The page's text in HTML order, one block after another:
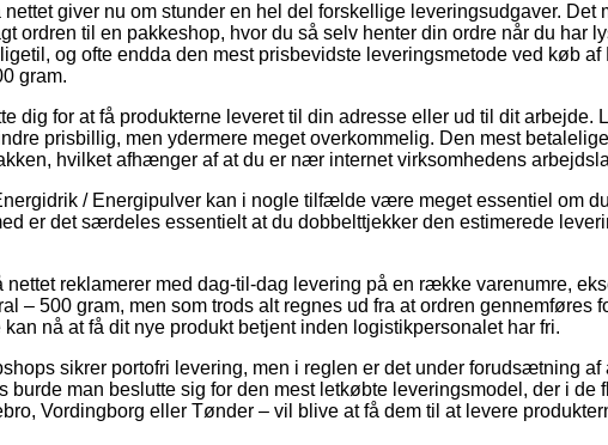
nettet giver nu om stunder en hel del forskellige leveringsudgaver. Det
ordren til en pakkeshop, hvor du så selv henter din ordre når du har
og ofte endda den mest prisbevidste leveringsmetode ved køb af
gram.
dig for at få produkterne leveret til din adresse eller ud til dit arbejde.
prisbillig, men ydermere meget overkommelig. Den mest
hvilket afhænger af at du er nær internet virksomhedens
/ Energipulver kan i nogle tilfælde være meget essentiel om
er det særdeles essentielt at du dobbelttjekker den estimerede
nettet reklamerer med dag-til-dag levering på en række varenumre,
– 500 gram, men som trods alt regnes ud fra at ordren gennemføres
nå at få dit nye produkt betjent inden logistikpersonalet har fri.
sikrer portofri levering, men i reglen er det under forudsætning af
burde man beslutte sig for den mest letkøbte leveringsmodel, der i
Vordingborg eller Tønder – vil blive at få dem til at levere